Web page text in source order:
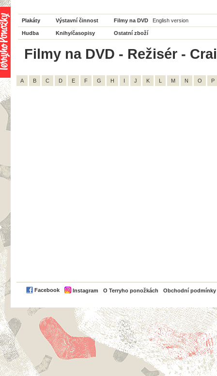
Plakáty Výstavní činnost Filmy na DVD English version
Hudba Knihy/časopisy Ostatní zboží
Filmy na DVD - Režisér -
A B C D E F G H I J K L M N O P
Facebook Instagram O Terryho ponožkách Obchodní podmínky
PayPal